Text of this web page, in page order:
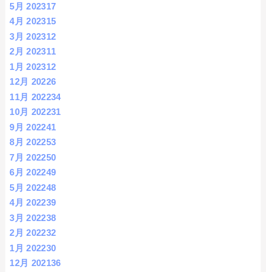
5月 202317
4月 202315
3月 202312
2月 202311
1月 202312
12月 20226
11月 202234
10月 202231
9月 202241
8月 202253
7月 202250
6月 202249
5月 202248
4月 202239
3月 202238
2月 202232
1月 202230
12月 202136